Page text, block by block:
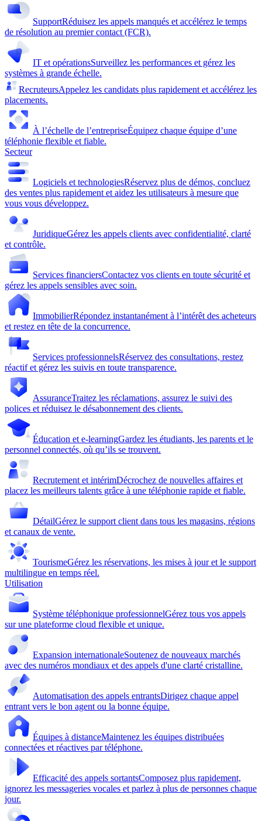
SupportRéduisez les appels manqués et accélérez le temps
de résolution au premier contact (FCR).
IT et opérationsSurveillez les performances et gérez les
systèmes à grande échelle.
RecruteursAppelez les candidats plus rapidement et accélérez les
placements.
À l’échelle de l’entrepriseÉquipez chaque équipe d’une
téléphonie flexible et fiable.
Secteur
Logiciels et technologiesRéservez plus de démos, concluez
des ventes plus rapidement et aidez les utilisateurs à mesure que
vous vous développez.
JuridiqueGérez les appels clients avec confidentialité, clarté
et contrôle.
Services financiersContactez vos clients en toute sécurité et
gérez les appels sensibles avec soin.
ImmobilierRépondez instantanément à l’intérêt des acheteurs
et restez en tête de la concurrence.
Services professionnelsRéservez des consultations, restez
réactif et gérez les suivis en toute transparence.
AssuranceTraitez les réclamations, assurez le suivi des
polices et réduisez le désabonnement des clients.
Éducation et e-learningGardez les étudiants, les parents et le
personnel connectés, où qu’ils se trouvent.
Recrutement et intérimDécrochez de nouvelles affaires et
placez les meilleurs talents grâce à une téléphonie rapide et fiable.
DétailGérez le support client dans tous les magasins, régions
et canaux de vente.
TourismeGérez les réservations, les mises à jour et le support
multilingue en temps réel.
Utilisation
Système téléphonique professionnelGérez tous vos appels
sur une plateforme cloud flexible et unique.
Expansion internationaleSoutenez de nouveaux marchés
avec des numéros mondiaux et des appels d'une clarté cristalline.
Automatisation des appels entrantsDirigez chaque appel
entrant vers le bon agent ou la bonne équipe.
Équipes à distanceMaintenez les équipes distribuées
connectées et réactives par téléphone.
Efficacité des appels sortantsComposez plus rapidement,
ignorez les messageries vocales et parlez à plus de personnes chaque
jour.